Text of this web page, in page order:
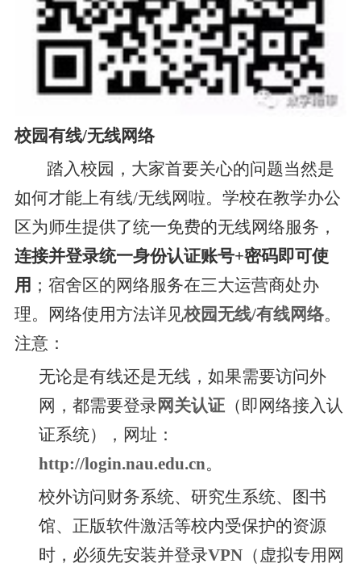
校园有线/无线网络
踏入校园，大家首要关心的问题当然是
如何才能上有线/无线网啦。学校在教学办公
区为师生提供了统一免费的无线网络服务，
连接并登录统一身份认证账号+密码即可使
用 ；宿舍区的网络服务在三大运营商处办
理。网络使用方法详见校园无线/有线网络。
注意：
无论是有线还是无线，如果需要访问外
网，都需要登录 网关认证（即网络接入认
证系统），网址：
http://login.nau.edu.cn。
校外访问财务系统、研究生系统、图书
馆、正版软件激活等校内受保护的资源
时，必须先安装并登录VPN（虚拟专用网